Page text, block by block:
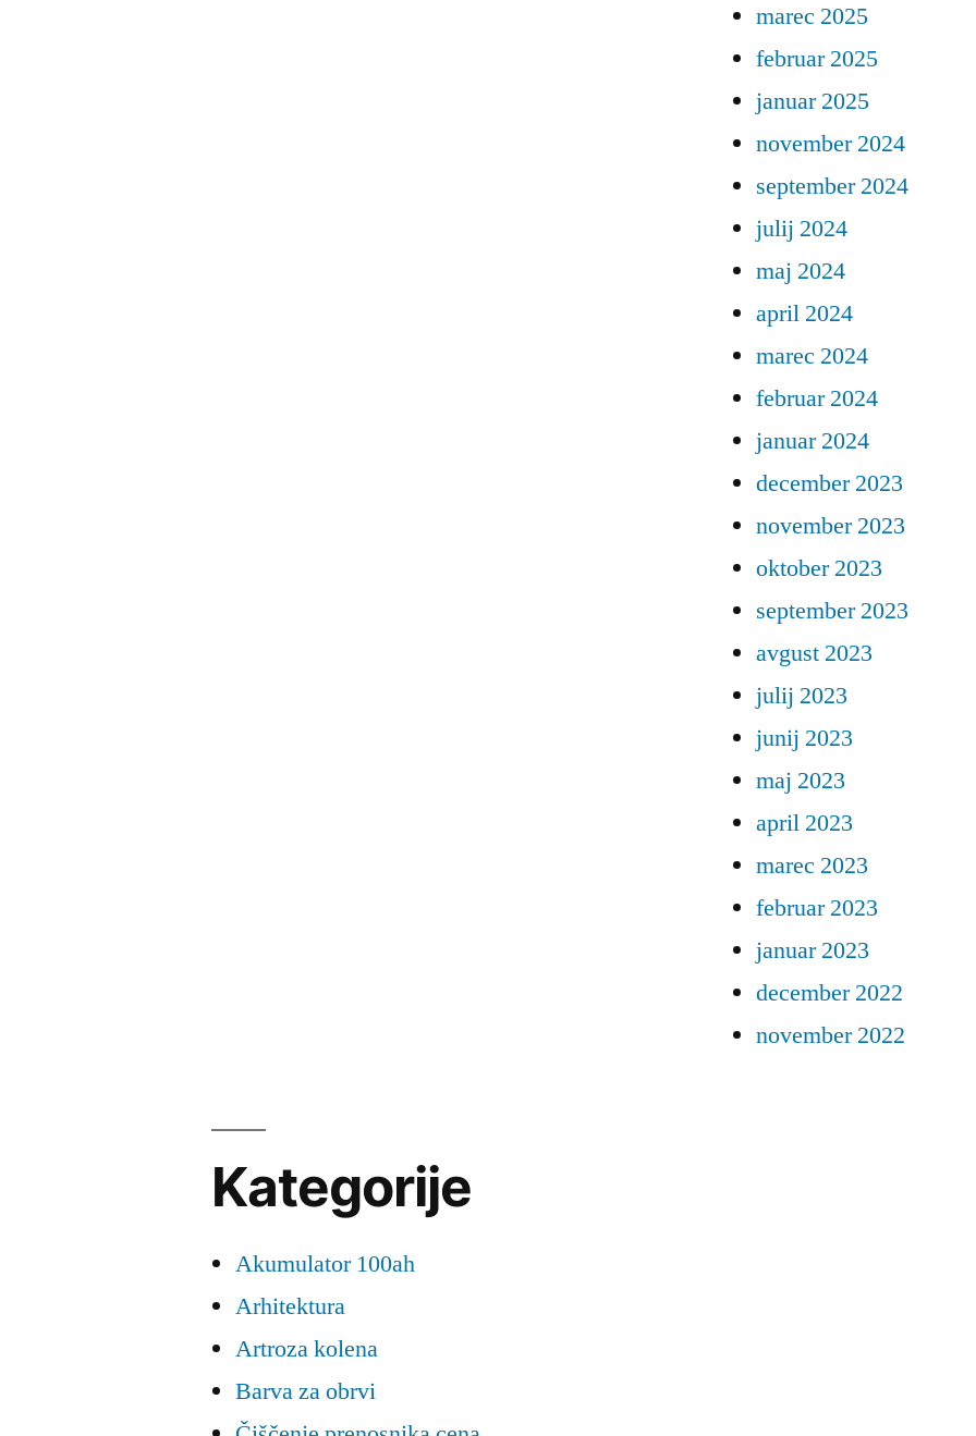
marec 2025
februar 2025
januar 2025
november 2024
september 2024
julij 2024
maj 2024
april 2024
marec 2024
februar 2024
januar 2024
december 2023
november 2023
oktober 2023
september 2023
avgust 2023
julij 2023
junij 2023
maj 2023
april 2023
marec 2023
februar 2023
januar 2023
december 2022
november 2022
Kategorije
Akumulator 100ah
Arhitektura
Artroza kolena
Barva za obrvi